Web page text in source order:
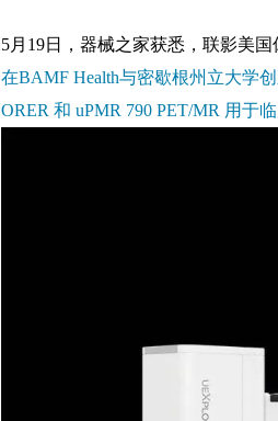
5月19日，器械之家获悉，联影美国
在BAMF Health与密歇根州立大学
ORER 和 uPMR 790 PET/MR 用于临